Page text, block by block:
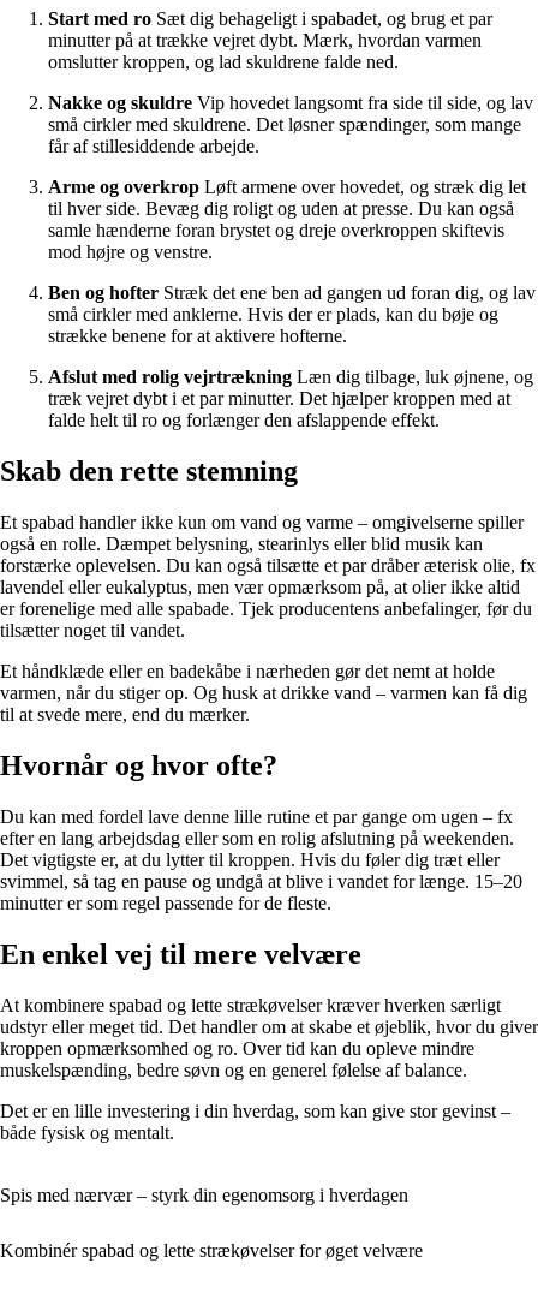
Start med ro Sæt dig behageligt i spabadet, og brug et par
minutter på at trække vejret dybt. Mærk, hvordan varmen
omslutter kroppen, og lad skuldrene falde ned.
Nakke og skuldre Vip hovedet langsomt fra side til side, og lav
små cirkler med skuldrene. Det løsner spændinger, som mange
får af stillesiddende arbejde.
Arme og overkrop Løft armene over hovedet, og stræk dig let
til hver side. Bevæg dig roligt og uden at presse. Du kan også
samle hænderne foran brystet og dreje overkroppen skiftevis
mod højre og venstre.
Ben og hofter Stræk det ene ben ad gangen ud foran dig, og lav
små cirkler med anklerne. Hvis der er plads, kan du bøje og
strække benene for at aktivere hofterne.
Afslut med rolig vejrtrækning Læn dig tilbage, luk øjnene, og
træk vejret dybt i et par minutter. Det hjælper kroppen med at
falde helt til ro og forlænger den afslappende effekt.
Skab den rette stemning
Et spabad handler ikke kun om vand og varme – omgivelserne spiller
også en rolle. Dæmpet belysning, stearinlys eller blid musik kan
forstærke oplevelsen. Du kan også tilsætte et par dråber æterisk olie, fx
lavendel eller eukalyptus, men vær opmærksom på, at olier ikke altid
er forenelige med alle spabade. Tjek producentens anbefalinger, før du
tilsætter noget til vandet.
Et håndklæde eller en badekåbe i nærheden gør det nemt at holde
varmen, når du stiger op. Og husk at drikke vand – varmen kan få dig
til at svede mere, end du mærker.
Hvornår og hvor ofte?
Du kan med fordel lave denne lille rutine et par gange om ugen – fx
efter en lang arbejdsdag eller som en rolig afslutning på weekenden.
Det vigtigste er, at du lytter til kroppen. Hvis du føler dig træt eller
svimmel, så tag en pause og undgå at blive i vandet for længe. 15–20
minutter er som regel passende for de fleste.
En enkel vej til mere velvære
At kombinere spabad og lette strækøvelser kræver hverken særligt
udstyr eller meget tid. Det handler om at skabe et øjeblik, hvor du giver
kroppen opmærksomhed og ro. Over tid kan du opleve mindre
muskelspænding, bedre søvn og en generel følelse af balance.
Det er en lille investering i din hverdag, som kan give stor gevinst –
både fysisk og mentalt.
Spis med nærvær – styrk din egenomsorg i hverdagen
Kombinér spabad og lette strækøvelser for øget velvære